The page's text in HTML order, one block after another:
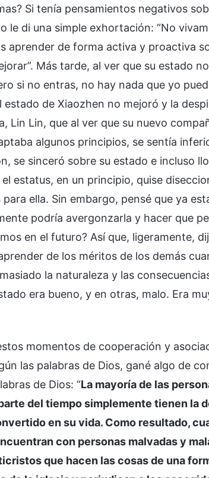
Si tenía pensamientos negativos
le di una simple exhortación: “No
aprender de forma activa y proactiva
Más tarde, al ver que su estado
si no entras, no hay nada que yo
estado de Xiaozhen no mejoró y la
Lin Lin, que al ver que su nuevo
algunos principios, se sentía
se sinceró sobre su estado e incluso
estatus, en un principio, quise
ella. Sin embargo, pensé que ya
podría avergonzarla y hacer que
en el futuro? Así que, ligeramente,
de los méritos de los demás
la naturaleza y las
era bueno, y en otras, malo. Era
momentos de cooperación y
las palabras de Dios, gané algo de
de Dios: “La mayoría de las
del tiempo simplemente tienen la
en su vida. Como resultado,
con personas malvadas y
que hacen las cosas de una